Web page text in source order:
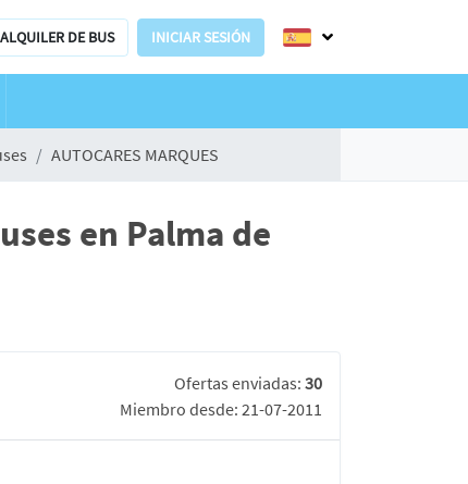
DE BUS INICIAR SESIÓN
AUTOCARES MARQUES
en Palma de
Ofertas enviadas: 30
Miembro desde: 21-07-2011